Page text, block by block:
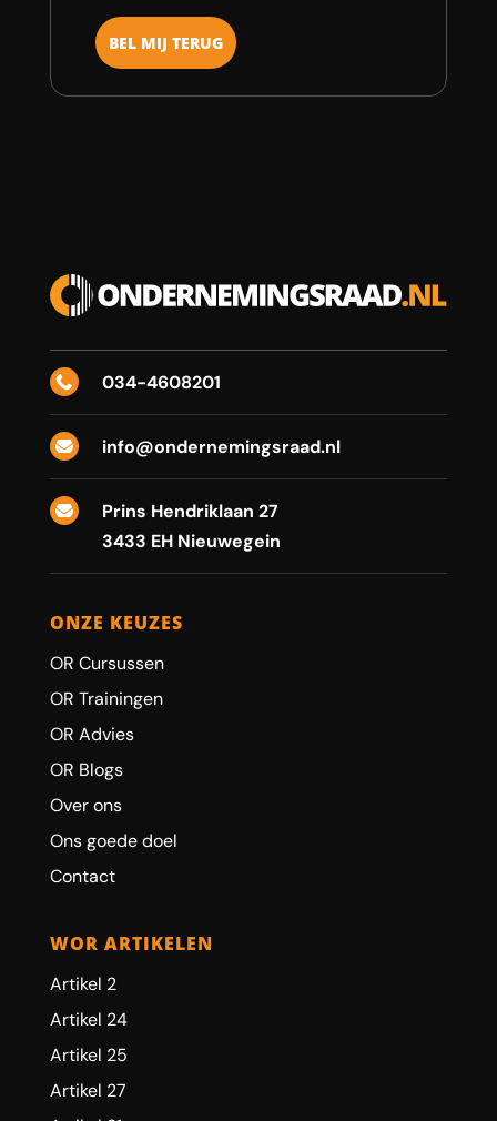
 034-4608201
 info@ondernemingsraad.nl

Prins Hendriklaan 27
3433 EH Nieuwegein
ONZE KEUZES
OR Cursussen
OR Trainingen
OR Advies
OR Blogs
Over ons
Ons goede doel
Contact
WOR ARTIKELEN
Artikel 2
Artikel 24
Artikel 25
Artikel 27